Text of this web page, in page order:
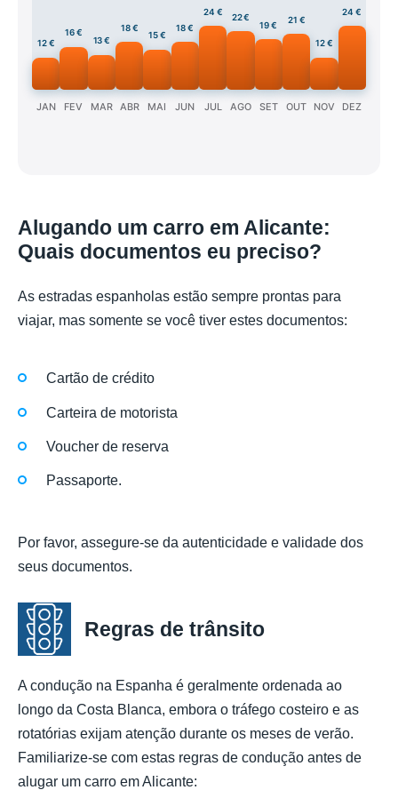
12 €
JAN
16 €
FEV
13 €
MAR
18 €
ABR
15 €
MAI
18 €
JUN
24 €
JUL
22 €
AGO
19 €
SET
21 €
OUT
12 €
NOV
24 €
DEZ
Alugando um carro em Alicante:
Quais documentos eu preciso?
As estradas espanholas estão sempre prontas para
viajar, mas somente se você tiver estes documentos:
Cartão de crédito
Carteira de motorista
Voucher de reserva
Passaporte.
Por favor, assegure-se da autenticidade e validade dos
seus documentos.
Regras de trânsito
A condução na Espanha é geralmente ordenada ao
longo da Costa Blanca, embora o tráfego costeiro e as
rotatórias exijam atenção durante os meses de verão.
Familiarize-se com estas regras de condução antes de
alugar um carro em Alicante: